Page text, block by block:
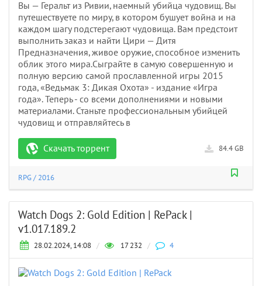
Вы — Геральт из Ривии, наемный убийца чудовищ. Вы
путешествуете по миру, в котором бушует война и на
каждом шагу подстерегают чудовища. Вам предстоит
выполнить заказ и найти Цири — Дитя
Предназначения, живое оружие, способное изменить
облик этого мира.Сыграйте в самую совершенную и
полную версию самой прославленной игры 2015
года, «Ведьмак 3: Дикая Охота» - издание «Игра
года». Теперь - со всеми дополнениями и новыми
материалами. Станьте профессиональным убийцей
чудовищ и отправляйтесь в
Скачать торрент 84.4 GB
RPG/ 2016
Watch Dogs 2: Gold Edition | RePack |
v1.017.189.2
28.02.2024, 14:08 / 17 232 / 4